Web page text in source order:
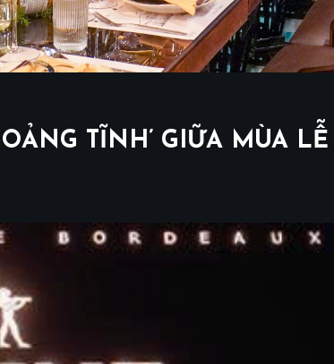
TĨNH’ GIỮA MÙA LỄ